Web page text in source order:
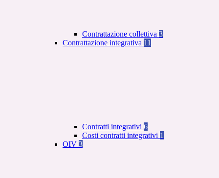
Contrattazione collettiva 3
Contrattazione integrativa 11
Contratti integrativi 6
Costi contratti integrativi 1
OIV 3